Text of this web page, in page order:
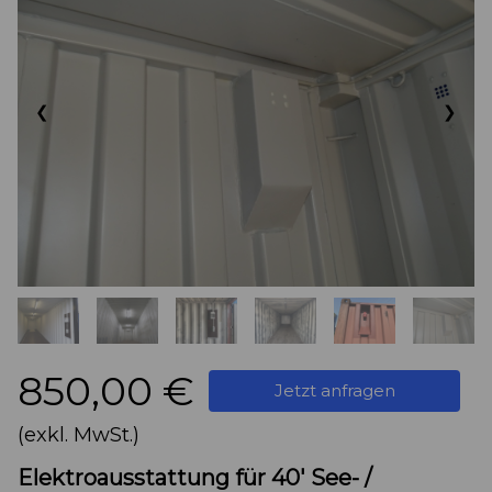
❮ ❯
850,00 € Jetzt anfragen
(exkl. MwSt.)
Elektroausstattung für 40' See- /